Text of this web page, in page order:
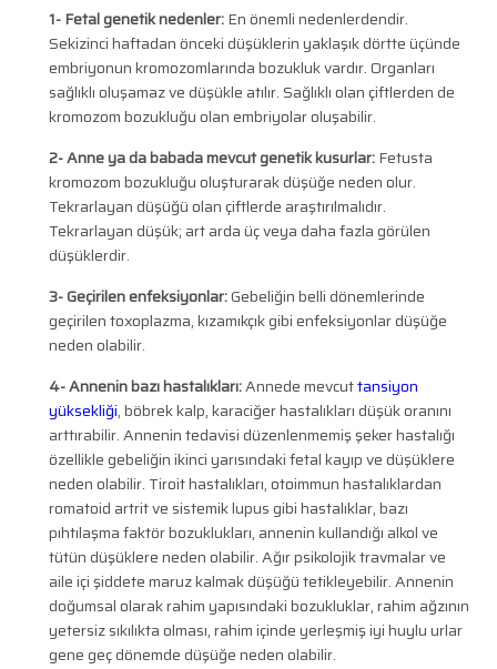
1- Fetal genetik nedenler:En önemli nedenlerdendir.
Sekizinci haftadan önceki düşüklerin yaklaşık dörtte üçünde
embriyonun kromozomlarında bozukluk vardır. Organları
sağlıklı oluşamaz ve düşükle atılır. Sağlıklı olan çiftlerden de
kromozom bozukluğu olan embriyolar oluşabilir.
2- Anne ya da babada mevcut genetik kusurlar:Fetusta
kromozom bozukluğu oluşturarak düşüğe neden olur.
Tekrarlayan düşüğü olan çiftlerde araştırılmalıdır.
Tekrarlayan düşük; art arda üç veya daha fazla görülen
düşüklerdir.
3- Geçirilen enfeksiyonlar:Gebeliğin belli dönemlerinde
geçirilen toxoplazma, kızamıkçık gibi enfeksiyonlar düşüğe
neden olabilir.
4- Annenin bazı hastalıkları:Annede mevcuttansiyon
yüksekliği, böbrek kalp, karaciğer hastalıkları düşük oranını
arttırabilir. Annenin tedavisi düzenlenmemiş şeker hastalığı
özellikle gebeliğin ikinci yarısındaki fetal kayıp ve düşüklere
neden olabilir. Tiroit hastalıkları, otoimmun hastalıklardan
romatoid artrit ve sistemik lupus gibi hastalıklar, bazı
pıhtılaşma faktör bozuklukları, annenin kullandığı alkol ve
tütün düşüklere neden olabilir. Ağır psikolojik travmalar ve
aile içi şiddete maruz kalmak düşüğü tetikleyebilir. Annenin
doğumsal olarak rahim yapısındaki bozukluklar, rahim ağzının
yetersiz sıkılıkta olması, rahim içinde yerleşmiş iyi huylu urlar
gene geç dönemde düşüğe neden olabilir.